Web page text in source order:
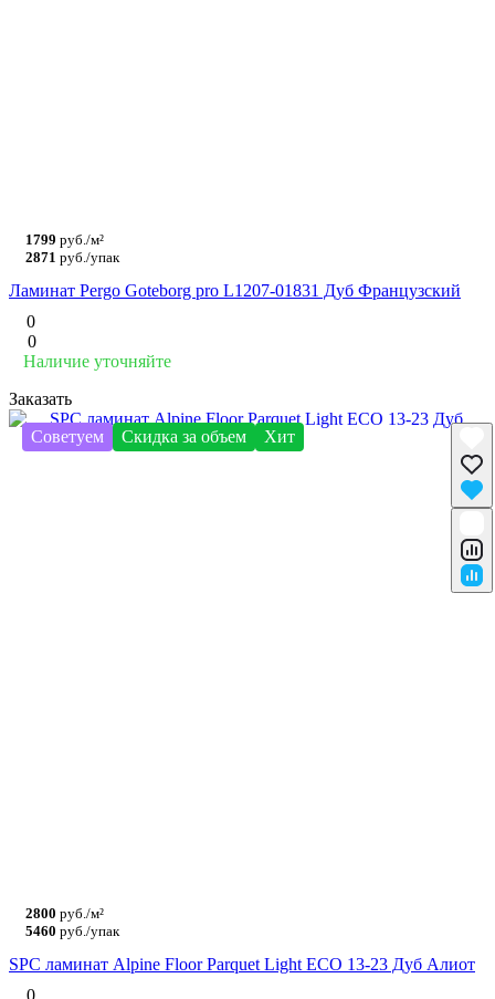
1799 руб./м²
2871 руб./упак
Ламинат Pergo Goteborg pro L1207-01831 Дуб Французский
0
0
Наличие уточняйте
Заказать
Советуем
Скидка за объем Хит
2800 руб./м²
5460 руб./упак
SPC ламинат Alpine Floor Parquet Light ЕСО 13-23 Дуб Алиот